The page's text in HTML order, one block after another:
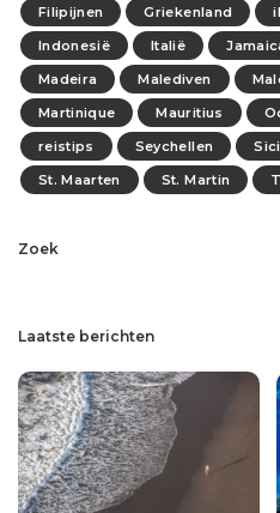
Filipijnen
Griekenland
Indonesië
Italië
Madeira
Malediven
Martinique
Mauritius
reistips
Seychellen
St. Maarten
St. Martin
Zoek
Laatste berichten